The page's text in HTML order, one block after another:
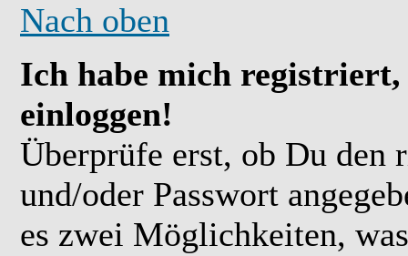
Nach oben
Ich habe mich
einloggen!
Überprüfe erst, ob Du den
und/oder Passwort
es zwei Möglichkeiten,